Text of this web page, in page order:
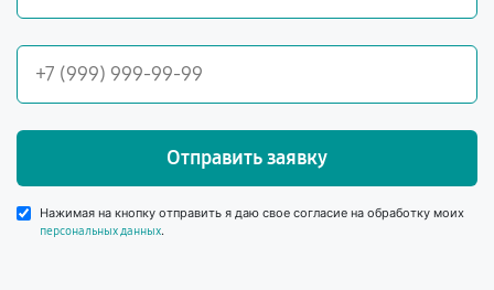
Отправить заявку
Нажимая на кнопку отправить я даю свое согласие на обработку моих
персональных данных.